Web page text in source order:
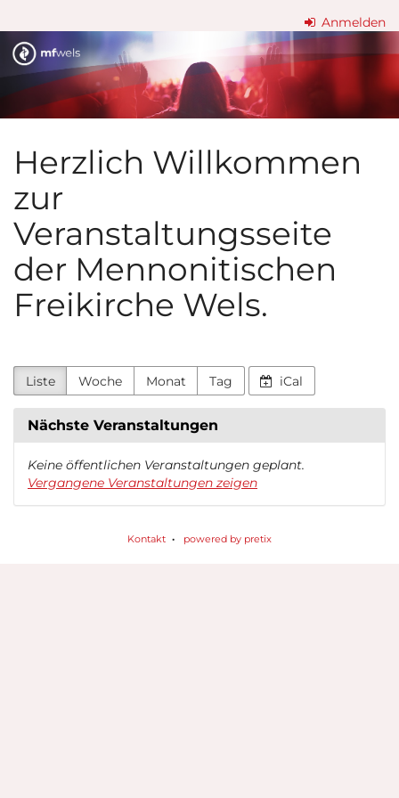
Haupt-
Inhalt
springen
Anmelden
Mennonitische
Freikirche
Wels
Herzlich Willkommen
zur
Veranstaltungsseite
der Mennonitischen
Freikirche Wels.
Liste Woche Monat Tag iCal
Nächste Veranstaltungen
Keine öffentlichen Veranstaltungen geplant.
Vergangene Veranstaltungen zeigen
Kontakt powered by pretix